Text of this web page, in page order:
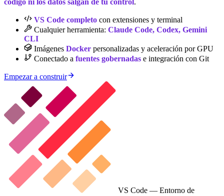
VS Code completo con extensiones y terminal
Cualquier herramienta: Claude Code, Codex, Gemini
CLI
Imágenes Docker personalizadas y aceleración por GPU
Conectado a fuentes gobernadas e integración con Git
Empezar a construir
VS Code — Entorno de